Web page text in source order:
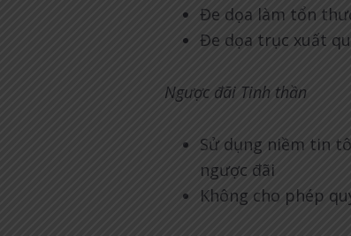
Đe dọa làm tổn
Đe dọa trục xuất
Ngược đãi Tinh thần
Sử dụng niềm tin
ngược đãi
Không cho phép